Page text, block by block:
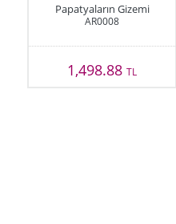
Papatyaların Gizemi
AR0008
1,498.88TL